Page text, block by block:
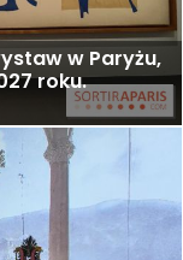
w Paryżu,
roku.